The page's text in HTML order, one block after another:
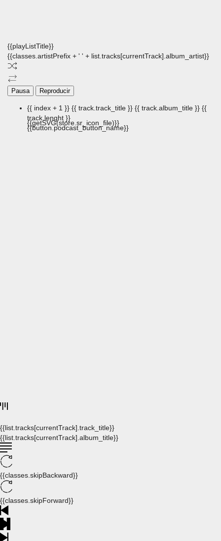
{{playListTitle}}
{{classes.artistPrefix + ' ' + list.tracks[currentTrack].album_artist}}
Pausa Reproducir
{{ index + 1 }} {{ track.track_title }} {{ track.album_title }} {{
track.lenght }}
{{getSVG(store.sr_icon_file)}}
{{button.podcast_button_name}}
{{list.tracks[currentTrack].track_title}}
{{list.tracks[currentTrack].album_title}}
{{classes.skipBackward}}
{{classes.skipForward}}